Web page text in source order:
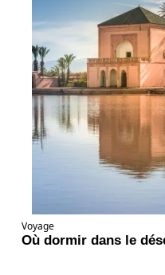
Voyage
Où dormir dans le